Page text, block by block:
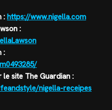
: https://www.nigella.com
:
:
le site The Guardian :
nigella-receipes